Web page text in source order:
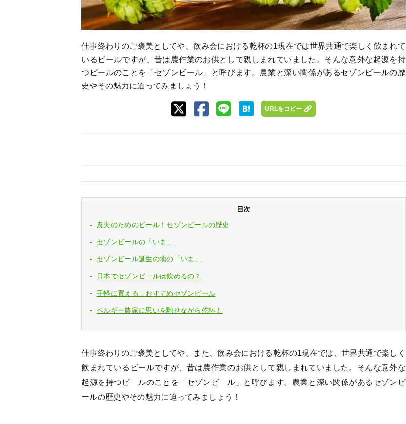
仕事終わりのご褒美としてや、飲み会における乾杯の1現在では世界共通で楽しく飲まれて
いるビールですが、昔は農作業のお供として親しまれていました。そんな意外な起源を持
つビールのことを「セゾンビール」と呼びます。農業と深い関係があるセゾンビールの歴
史やその魅力に迫ってみましょう！
URLをコピー
目次
農夫のためのビール！セゾンビールの歴史
セゾンビールの「いま」
セゾンビール誕生の地の「いま」
日本でセゾンビールは飲めるの？
手軽に買える！おすすめセゾンビール
ベルギー農家に思いを馳せながら乾杯！
仕事終わりのご褒美としてや、また、飲み会における乾杯の1現在では、世界共通で楽しく
飲まれているビールですが、昔は農作業のお供として親しまれていました。そんな意外な
起源を持つビールのことを「セゾンビール」と呼びます。農業と深い関係があるセゾンビ
ールの歴史やその魅力に迫ってみましょう！